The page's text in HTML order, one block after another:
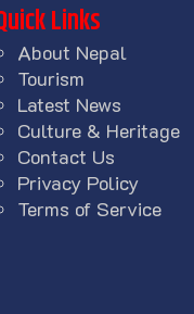
Links
About Nepal
Tourism
Latest News
Culture & Heritage
Contact Us
Privacy Policy
Terms of Service